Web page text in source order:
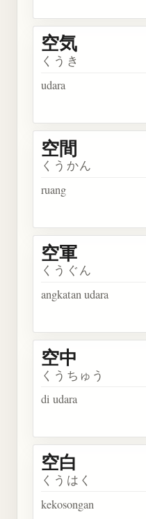
空気
くうき
udara
空間
くうかん
ruang
空軍
くうぐん
angkatan udara
空中
くうちゅう
di udara
空白
くうはく
kekosongan